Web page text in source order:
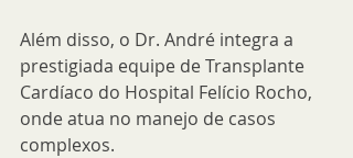
Além disso, o Dr. André integra a
prestigiada equipe de Transplante
Cardíaco do Hospital Felício Rocho,
onde atua no manejo de casos
complexos.